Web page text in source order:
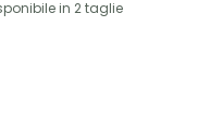
in 2 taglie